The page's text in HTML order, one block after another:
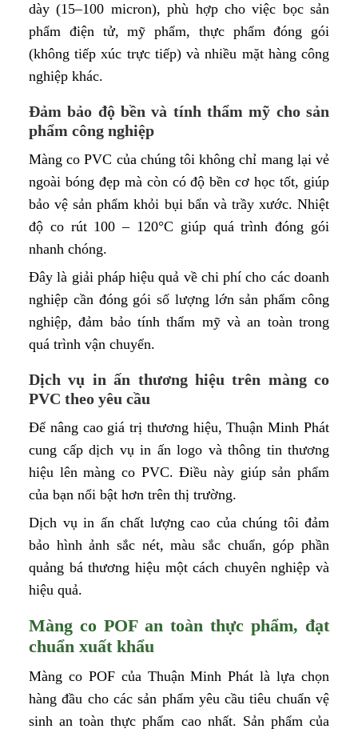
dày (15–100 micron), phù hợp cho việc bọc sản
phẩm điện tử, mỹ phẩm, thực phẩm đóng gói
(không tiếp xúc trực tiếp) và nhiều mặt hàng công
nghiệp khác.
Đảm bảo độ bền và tính thẩm mỹ cho sản
phẩm công nghiệp
Màng co PVC của chúng tôi không chỉ mang lại vẻ
ngoài bóng đẹp mà còn có độ bền cơ học tốt, giúp
bảo vệ sản phẩm khỏi bụi bẩn và trầy xước. Nhiệt
độ co rút 100 – 120°C giúp quá trình đóng gói
nhanh chóng.
Đây là giải pháp hiệu quả về chi phí cho các doanh
nghiệp cần đóng gói số lượng lớn sản phẩm công
nghiệp, đảm bảo tính thẩm mỹ và an toàn trong
quá trình vận chuyển.
Dịch vụ in ấn thương hiệu trên màng co
PVC theo yêu cầu
Để nâng cao giá trị thương hiệu, Thuận Minh Phát
cung cấp dịch vụ in ấn logo và thông tin thương
hiệu lên màng co PVC. Điều này giúp sản phẩm
của bạn nổi bật hơn trên thị trường.
Dịch vụ in ấn chất lượng cao của chúng tôi đảm
bảo hình ảnh sắc nét, màu sắc chuẩn, góp phần
quảng bá thương hiệu một cách chuyên nghiệp và
hiệu quả.
Màng co POF an toàn thực phẩm, đạt
chuẩn xuất khẩu
Màng co POF của Thuận Minh Phát là lựa chọn
hàng đầu cho các sản phẩm yêu cầu tiêu chuẩn vệ
sinh an toàn thực phẩm cao nhất. Sản phẩm của